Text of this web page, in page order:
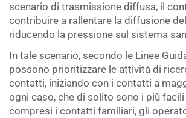
scenario di trasmissione diffusa, il
contribuire a rallentare la diffusione
riducendo la pressione sul sistema
In tale scenario, secondo le Linee Guida
possono prioritizzare le attività di
contatti, iniziando con i contatti a
ogni caso, che di solito sono i più
compresi i contatti familiari, gli